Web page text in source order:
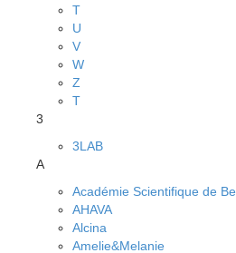
T
U
V
W
Z
Т
3
3LAB
A
Académie Scientifique de Be
AHAVA
Alcina
Amelie&Melanie